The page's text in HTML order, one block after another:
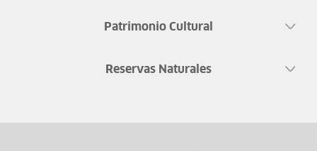
Patrimonio Cultural
Reservas Naturales